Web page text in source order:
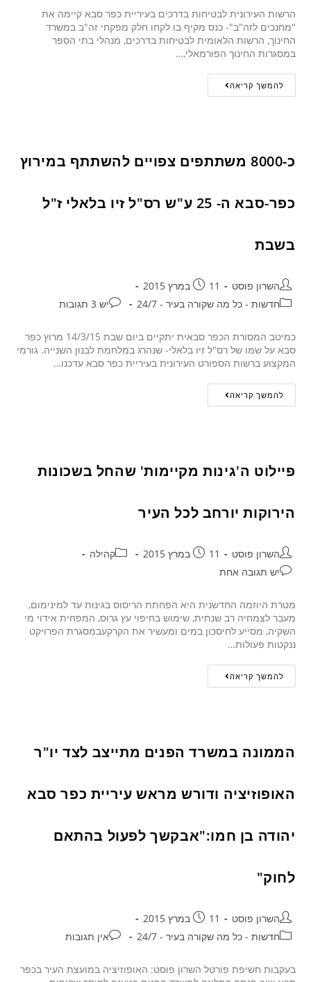
הרשות העירונית לבטיחות בדרכים בעיריית כפר סבא קיימה את
"מחנכים לזה"ב"- כנס מקיף בו לקחו חלק מפקחי זה"ב במשרד
החינוך, הרשות הלאומית לבטיחות בדרכים, מנהלי בתי הספר
במסגרות החינוך הפורמאלי,…
להמשך קריאה
כ-8000 משתתפים צפויים להשתתף במירוץ
כפר-סבא ה- 25 ע"ש רס"ל זיו בלאלי ז"ל
בשבת
השרון פוסט
11 במרץ 2015
חדשות - כל מה שקורה בעיר - 24/7
יש 3 תגובות
כמיטב המסורת הכפר סבאית יתקיים ביום שבת 14/3/15 מרוץ כפר
סבא על שמו של רס"ל זיו בלאלי- שנהרג במלחמת לבנון השנייה. גורמי
המקצוע ברשות הספורט העירונית בעיריית כפר סבא עדכנו…
להמשך קריאה
פיילוט ה'גינות מקיימות' שהחל בשכונות
הירוקות יורחב לכל העיר
השרון פוסט 11 במרץ 2015
קהילה
יש תגובה אחת
מטרת היוזמה החדשנית היא הפחתת הריסוס בגינות עד למינימום,
מעבר לצמחיה רב שנתית, שימוש בחיפוי עץ גרוס, המפחית אידוי מי
השקיה, מסייע לחיסכון במים ומעשיר את הקרקעבמסגרת הפרויקט
ננקטות פעולות…
להמשך קריאה
הממונה במשרד הפנים מתייצב לצד יו"ר
האופוזיציה ודורש מראש עיריית כפר סבא
יהודה בן חמו:"אבקשך לפעול בהתאם
לחוק"
השרון פוסט
11 במרץ 2015
חדשות - כל מה שקורה בעיר - 24/7
אין תגובות
בעקבות חשיפת פורטל השרון פוסט: האופוזיציה במועצת העיר בכפר